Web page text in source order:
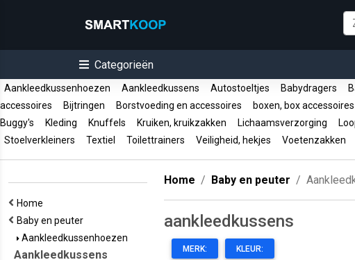
Categorieën
Aankleedkussenhoezen Aankleedkussens Autostoeltjes Babydragers
accessoires
Bijtringen Borstvoeding en accessoires boxen, box accessoires
Buggy's
Kleding Knuffels Kruiken, kruikzakken Lichaamsverzorging
Stoelverkleiners
Textiel Toilettrainers Veiligheid, hekjes Voetenzakken
Home
Baby en peuter
Aankleedkussenhoezen
Aankleedkussens
Home Baby en peuter
aankleedkussens
MERK: KLEUR: